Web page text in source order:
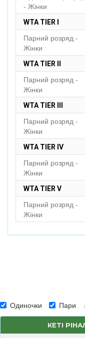
- Жінки
WTA TIER I
Парний розряд -
Жінки
WTA TIER II
Парний розряд -
Жінки
WTA TIER III
Парний розряд -
Жінки
WTA TIER IV
Парний розряд -
Жінки
WTA TIER V
Парний розряд -
Жінки
Одиночки Пари
КЕТІ